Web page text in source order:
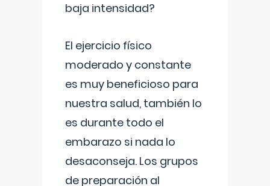
baja intensidad?
El ejercicio físico
moderado y constante
es muy beneficioso para
nuestra salud, también lo
es durante todo el
embarazo si nada lo
desaconseja. Los grupos
de preparación al